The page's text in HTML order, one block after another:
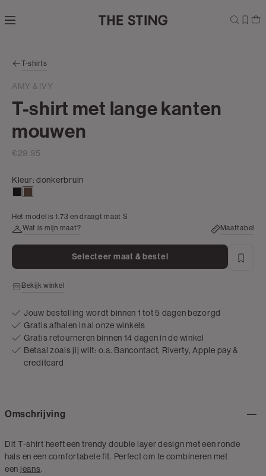
direct naar
zoekbalk
naar de
footer
T-shirts
AMY & IVY
T-shirt met lange kanten
mouwen
€29.95
Kleur:donkerbruin
Het model is 1.73 en draagt maat S
Wat is mijn maat?
Maattabel
Selecteer maat & bestel
Bekijk winkel
Jouw bestelling wordt binnen 1 tot 5 dagen bezorgd
Gratis afhalen in al onze winkels
Gratis retourneren binnen 14 dagen in de winkel
Betaal zoals jij wilt: o.a. Bancontact, Riverty, Apple pay &
creditcard
Omschrijving
Dit T-shirt heeft een trendy double layer design met een ronde
hals en een comfortabele fit. Perfect om te combineren met
een jeans.